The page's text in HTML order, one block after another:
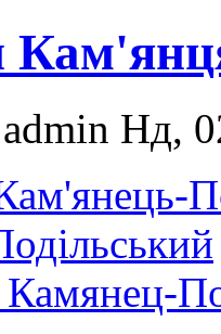
admin Нд,
Камянец-